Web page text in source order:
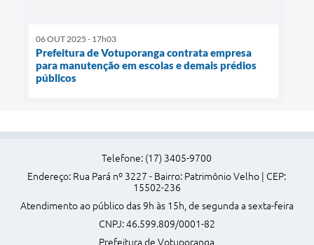
06 OUT 2025 - 17h03
Prefeitura de Votuporanga contrata empresa
para manutenção em escolas e demais prédios
públicos
Telefone: (17) 3405-9700
Endereço: Rua Pará nº 3227 - Bairro: Patrimônio Velho | CEP:
15502-236
Atendimento ao público das 9h às 15h, de segunda a sexta-feira
CNPJ: 46.599.809/0001-82
Prefeitura de Votuporanga